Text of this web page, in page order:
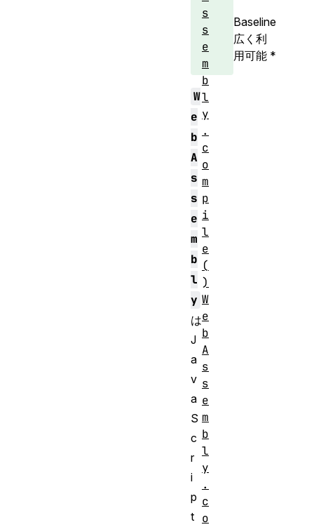
Baseline
広く利
用可能 *
W
e
b
A
s
s
e
m
b
l
y
は
J
a
v
a
S
c
r
i
p
t
s
s
e
m
b
l
y
.
c
o
m
p
i
l
e
(
)
W
e
b
A
s
s
e
m
b
l
y
.
c
o